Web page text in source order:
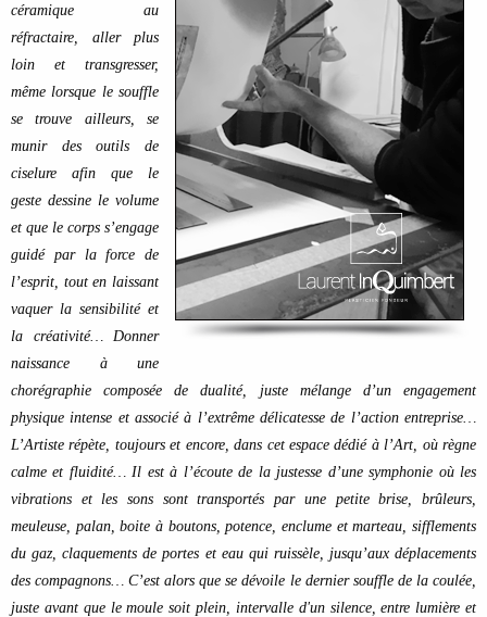
céramique au
réfractaire, aller plus
loin et transgresser,
même lorsque le souffle
se trouve ailleurs, se
munir des outils de
ciselure afin que le
geste dessine le volume
et que le corps s’engage
guidé par la force de
l’esprit, tout en laissant
vaquer la sensibilité et
la créativité… Donner
naissance à une
chorégraphie composée de dualité, juste mélange d’un engagement
physique intense et associé à l’extrême délicatesse de l’action entreprise…
L’Artiste répète, toujours et encore, dans cet espace dédié à l’Art, où règne
calme et fluidité… Il est à l’écoute de la justesse d’une symphonie où les
vibrations et les sons sont transportés par une petite brise, brûleurs,
meuleuse, palan, boite à boutons, potence, enclume et marteau, sifflements
du gaz, claquements de portes et eau qui ruissèle, jusqu’aux déplacements
des compagnons… C’est alors que se dévoile le dernier souffle de la coulée,
juste avant que le moule soit plein, intervalle d'un silence, entre lumière et